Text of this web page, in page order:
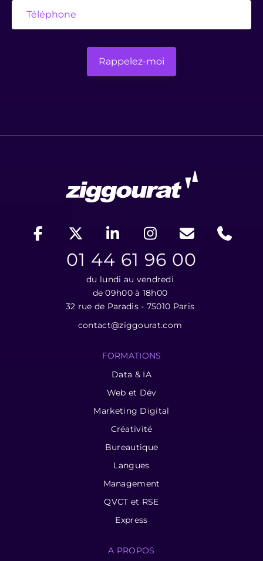
01 44 61 96 00
du lundi au vendredi
de 09h00 à 18h00
32 rue de Paradis - 75010 Paris
contact@ziggourat.com
FORMATIONS
Data & IA
Web et Dév
Marketing Digital
Créativité
Bureautique
Langues
Management
QVCT et RSE
Express
A PROPOS